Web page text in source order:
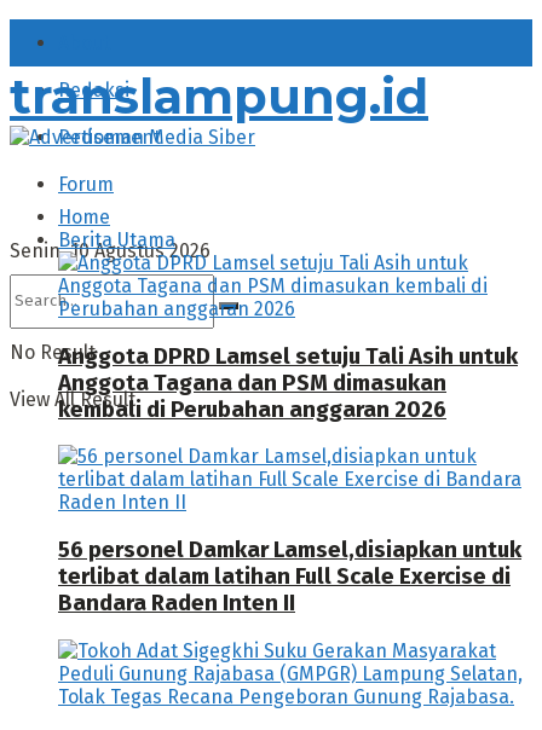
Redaksi
Pedoman Media Siber
Forum
Senin, 10 Agustus 2026
No Result
View All Result
translampung.id
Home
Berita Utama
Anggota DPRD Lamsel setuju Tali Asih untuk
Anggota Tagana dan PSM dimasukan
kembali di Perubahan anggaran 2026
56 personel Damkar Lamsel,disiapkan untuk
terlibat dalam latihan Full Scale Exercise di
Bandara Raden Inten II